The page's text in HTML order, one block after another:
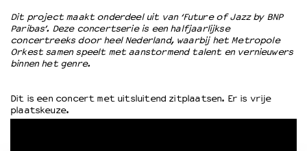
Dit project maakt onderdeel uit van ‘Future of Jazz by BNP
Paribas’. Deze concertserie is een halfjaarlijkse
concertreeks door heel Nederland, waarbij het Metropole
Orkest samen speelt met aanstormend talent en vernieuwers
binnen het genre.
Dit is een concert met uitsluitend zitplaatsen. Er is vrije
plaatskeuze.